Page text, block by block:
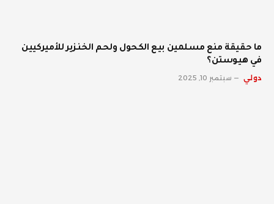
ما حقيقة منع مسلمين بيع الكحول ولحم الخنزير للأميركيين
في هيوستن؟
دولي سبتمبر 10, 2025